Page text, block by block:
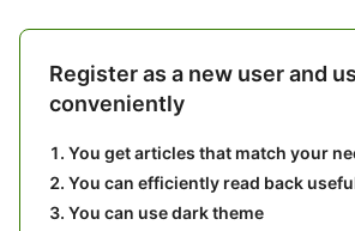
Register as a new user and
conveniently
You get articles that match your
You can efficiently read back
You can use dark theme